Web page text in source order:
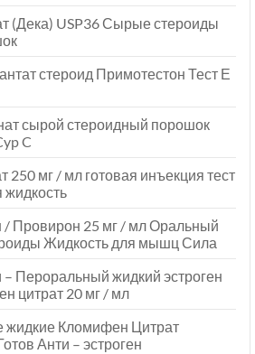
(Дека) USP36 Сырые стероиды
стероид Примотестон Тест Е
сырой стероидный порошок
C
250 мг / мл готовая инъекция тест
жидкость
/ Провирон 25 мг / мл Оральный
Жидкость для мышц Сила
– Пероральный жидкий эстроген
цитрат 20 мг / мл
жидкие Кломифен Цитрат
Анти – эстроген